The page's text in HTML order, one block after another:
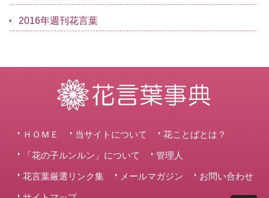
2016年週刊花言葉
ＨＯＭＥ 当サイトについて 花ことばとは？
「花の子ルンルン」について 管理人
花言葉厳選リンク集 メールマガジン お問い合わせ